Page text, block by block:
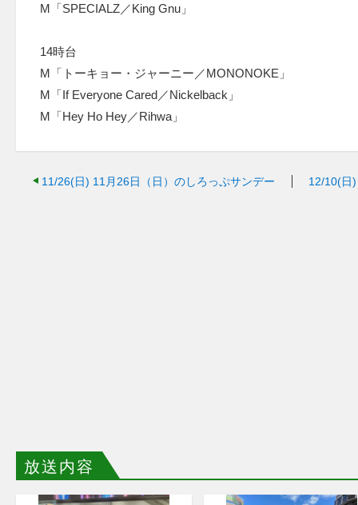
M「SPECIALZ／King Gnu」
14時台
M「トーキョー・ジャーニー／MONONOKE」
M「If Everyone Cared／Nickelback」
M「Hey Ho Hey／Rihwa」
11/26(日) 11月26日（日）のしろっぷサンデー 12/10(日)
放送内容